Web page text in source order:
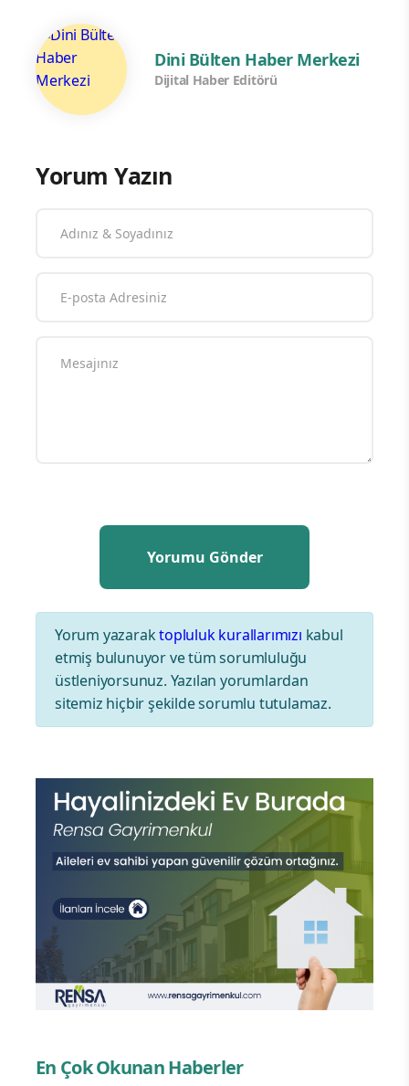
Dini Bülten Haber Merkezi
Dijital Haber Editörü
Yorum Yazın
Yorum yazaraktopluluk kurallarımızı kabul
etmiş bulunuyor ve tüm sorumluluğu
üstleniyorsunuz. Yazılan yorumlardan
sitemiz hiçbir şekilde sorumlu tutulamaz.
En Çok Okunan Haberler